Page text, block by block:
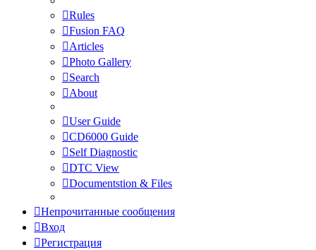
Rules
Fusion FAQ
Articles
Photo Gallery
Search
About
User Guide
CD6000 Guide
Self Diagnostic
DTC View
Documentstion & Files
Непрочитанные сообщения
Вход
Регистрация